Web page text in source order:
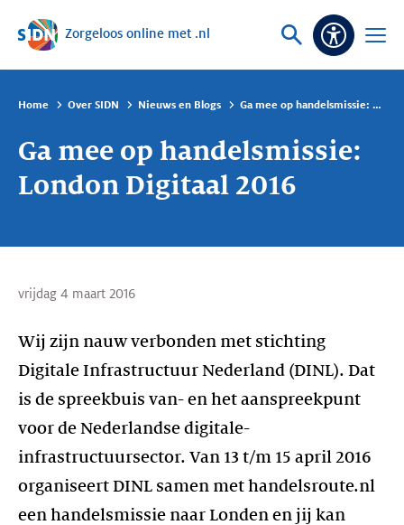
Sla navigatie over
Zorgeloos online met .nl
Vraag
Open
Home Over SIDN Nieuws en Blogs Ga mee op handelsmissie: London Digitaal 2016
Ga mee op handelsmissie:
London Digitaal 2016
vrijdag 4 maart 2016
Wij zijn nauw verbonden met stichting
Digitale Infrastructuur Nederland (DINL). Dat
is de spreekbuis van- en het aanspreekpunt
voor de Nederlandse digitale-
infrastructuursector. Van 13 t/m 15 april 2016
organiseert DINL samen met handelsroute.nl
een handelsmissie naar Londen en jij kan